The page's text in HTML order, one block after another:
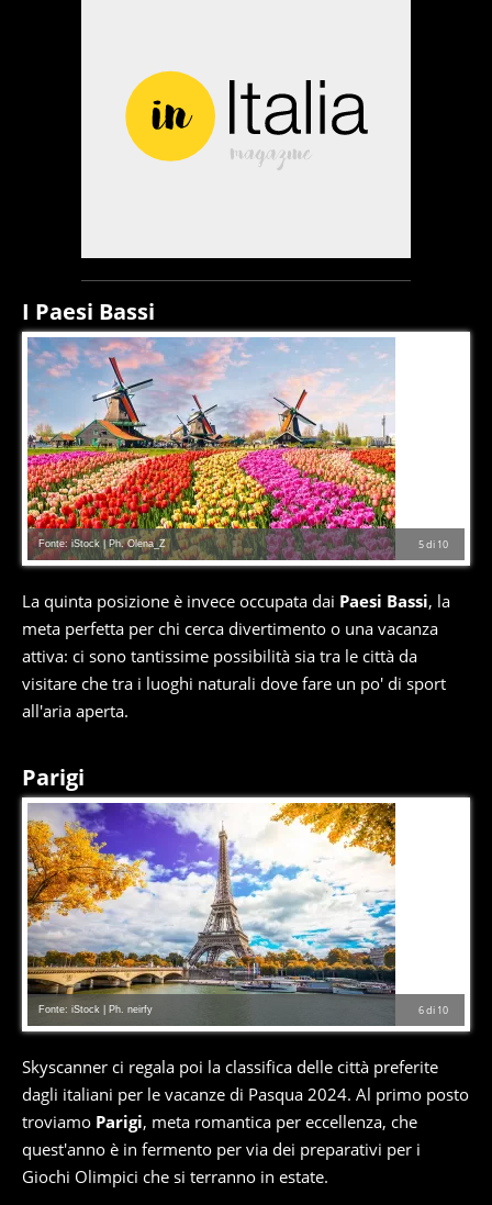
I Paesi Bassi
5di 10
Fonte: iStock | Ph. Olena_Z
La quinta posizione è invece occupata dai Paesi Bassi, la
meta perfetta per chi cerca divertimento o una vacanza
attiva: ci sono tantissime possibilità sia tra le città da
visitare che tra i luoghi naturali dove fare un po' di sport
all'aria aperta.
Parigi
6di 10
Fonte: iStock | Ph. neirfy
Skyscanner ci regala poi la classifica delle città preferite
dagli italiani per le vacanze di Pasqua 2024. Al primo posto
troviamo Parigi, meta romantica per eccellenza, che
quest'anno è in fermento per via dei preparativi per i
Giochi Olimpici che si terranno in estate.